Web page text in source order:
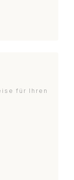
für Ihren